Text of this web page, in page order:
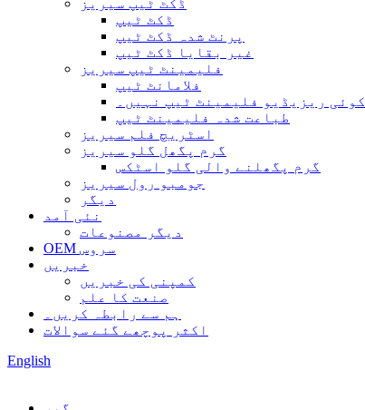
ڈکٹ ٹیپ سیریز
ڈکٹ ٹیپ
پرنٹ شدہ ڈکٹ ٹیپ
غیر بقایا ڈکٹ ٹیپ
فلیمینٹ ٹیپ سیریز
فلامانٹ ٹیپ
کوئی ریزیڈیو فلیمینٹ ٹیپ نہیں۔
طباعت شدہ فلیمینٹ ٹیپ
اسٹریچ فلم سیریز
گرم پگھل گلو سیریز
گرم پگھلنے والی گلو اسٹکس
جومبو رول سیریز
دیگر
نئی آمد
دیگر مصنوعات
OEM سروس
خبریں
کمپنی کی خبریں
صنعت کا علم
ہم سے رابطہ کریں۔
اکثر پوچھے گئے سوالات
English